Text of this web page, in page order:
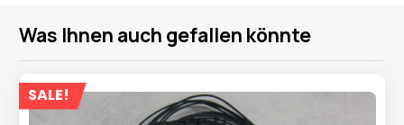
Was Ihnen auch gefallen könnte
SALE!